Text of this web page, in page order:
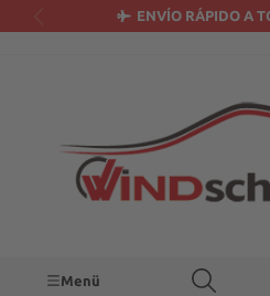
ENVÍO RÁPIDO A
Menü